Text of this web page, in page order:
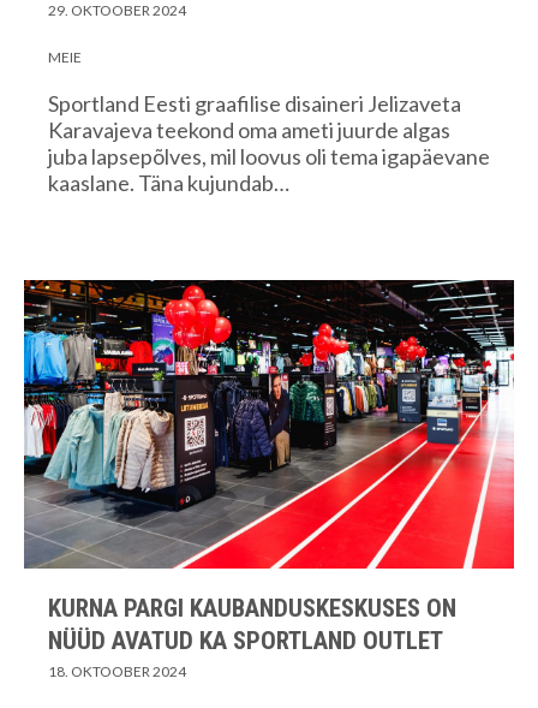
29. OKTOOBER 2024
MEIE
Sportland Eesti graafilise disaineri Jelizaveta
Karavajeva teekond oma ameti juurde algas
juba lapsepõlves, mil loovus oli tema igapäevane
kaaslane. Täna kujundab…
KURNA PARGI KAUBANDUSKESKUSES ON
NÜÜD AVATUD KA SPORTLAND OUTLET
18. OKTOOBER 2024